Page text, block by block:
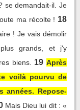
se demandait-il. Je
ma récolte ! 18
! Je vais démolir
grands, et j'y
biens.
19 Après
voilà pourvu de
années. Repose-
Mais Dieu lui dit : «